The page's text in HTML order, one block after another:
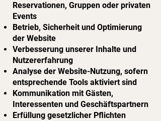
Reservationen, Gruppen oder privaten
Events
Betrieb, Sicherheit und Optimierung
der Website
Verbesserung unserer Inhalte und
Nutzererfahrung
Analyse der Website-Nutzung, sofern
entsprechende Tools aktiviert sind
Kommunikation mit Gästen,
Interessenten und Geschäftspartnern
Erfüllung gesetzlicher Pflichten